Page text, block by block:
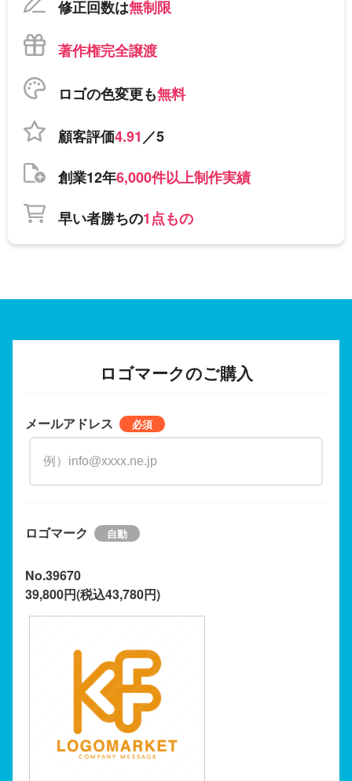
修正回数は無制限
著作権完全譲渡
ロゴの色変更も無料
顧客評価4.91／5
創業12年6,000件以上制作実績
早い者勝ちの1点もの
ロゴマークのご購入
メールアドレス
ロゴマーク
No.39670
39,800円(税込43,780円)